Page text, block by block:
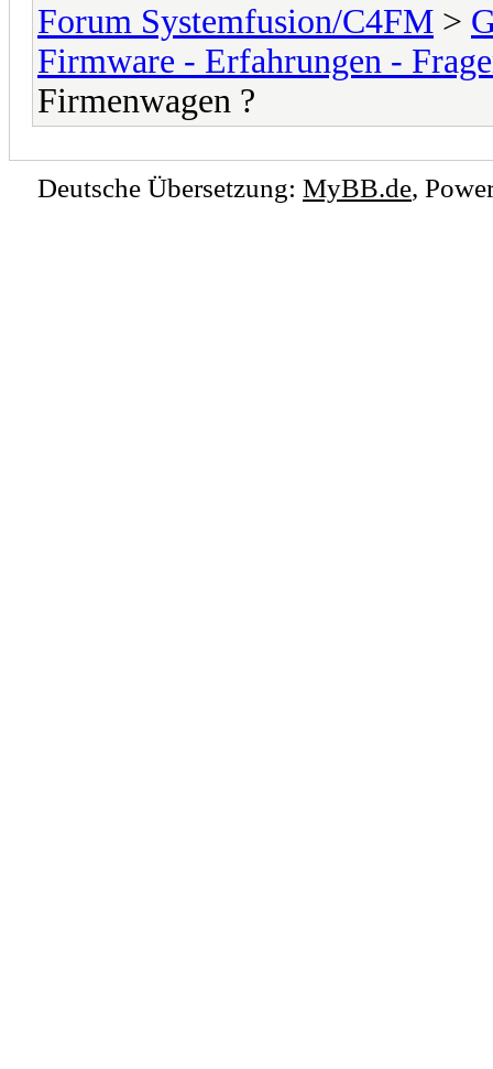
Forum Systemfusion/C4FM >
Firmware - Erfahrungen -
Firmenwagen ?
Deutsche Übersetzung: MyBB.de,